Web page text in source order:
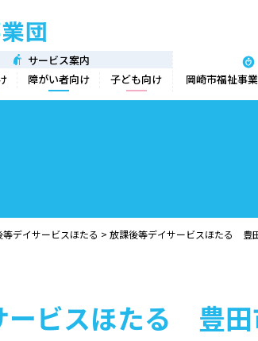
サービス案内
障がい者向け 子ども向け 岡崎市福祉事
等デイサービスほたる > 放課後等デイサービスほたる 豊
ービスほたる 豊田